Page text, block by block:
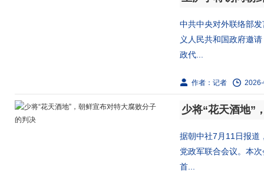
中共中央对外联络部
义人民共和国政府邀
政代...
作者：记者
少将“花天酒地”
据朝中社7月11日报道
党政军联合会议。本
首...